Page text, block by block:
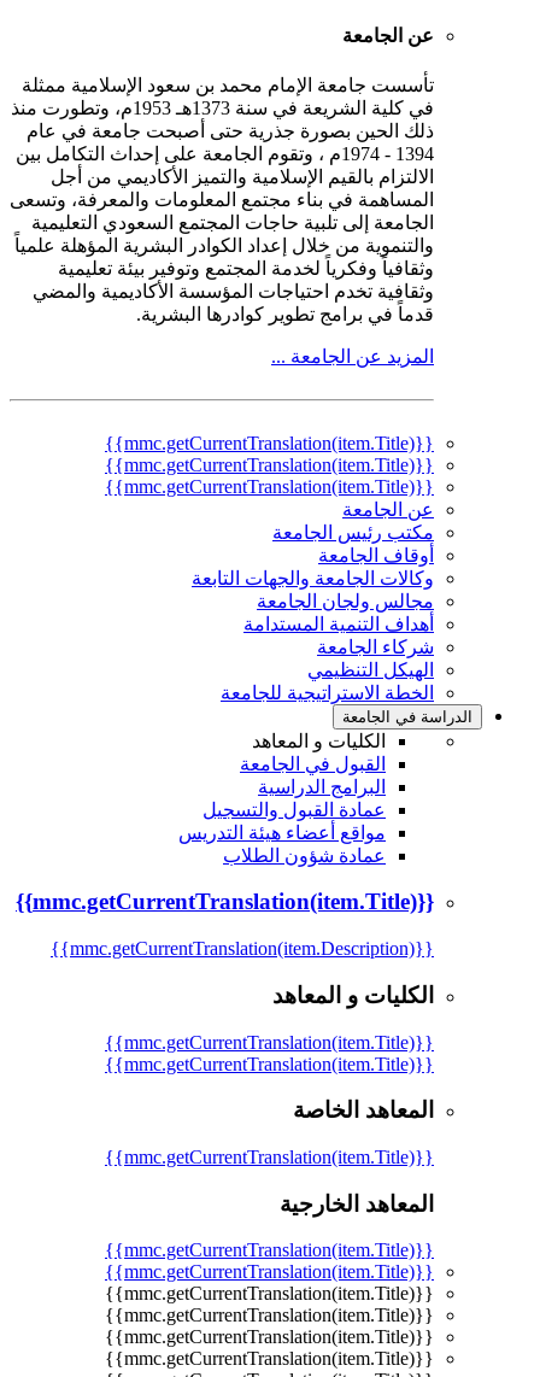
عن الجامعة
تأسست جامعة الإمام محمد بن سعود الإسلامية ممثلة
في كلية الشريعة في سنة 1373هـ 1953م، وتطورت منذ
ذلك الحين بصورة جذرية حتى أصبحت جامعة في عام
1394 - 1974م ، وتقوم الجامعة على إحداث التكامل بين
الالتزام بالقيم الإسلامية والتميز الأكاديمي من أجل
المساهمة في بناء مجتمع المعلومات والمعرفة، وتسعى
الجامعة إلى تلبية حاجات المجتمع السعودي التعليمية
والتنموية من خلال إعداد الكوادر البشرية المؤهلة علمياً
وثقافياً وفكرياً لخدمة المجتمع وتوفير بيئة تعليمية
وثقافية تخدم احتياجات المؤسسة الأكاديمية والمضي
قدماً في برامج تطوير كوادرها البشرية.
المزيد عن الجامعة ...
{{mmc.getCurrentTranslation(item.Title)}}
{{mmc.getCurrentTranslation(item.Title)}}
{{mmc.getCurrentTranslation(item.Title)}}
عن الجامعة
مكتب رئيس الجامعة
أوقاف الجامعة
وكالات الجامعة والجهات التابعة
مجالس ولجان الجامعة
أهداف التنمية المستدامة
شركاء الجامعة
الهيكل التنظيمي
الخطة الاستراتيجية للجامعة
الدراسة في الجامعة
الكليات و المعاهد
القبول في الجامعة
البرامج الدراسية
عمادة القبول والتسجيل
مواقع أعضاء هيئة التدريس
عمادة شؤون الطلاب
{{mmc.getCurrentTranslation(item.Title)}}
{{mmc.getCurrentTranslation(item.Description)}}
الكليات و المعاهد
{{mmc.getCurrentTranslation(item.Title)}}
{{mmc.getCurrentTranslation(item.Title)}}
المعاهد الخاصة
{{mmc.getCurrentTranslation(item.Title)}}
المعاهد الخارجية
{{mmc.getCurrentTranslation(item.Title)}}
{{mmc.getCurrentTranslation(item.Title)}}
{{mmc.getCurrentTranslation(item.Title)}}
{{mmc.getCurrentTranslation(item.Title)}}
{{mmc.getCurrentTranslation(item.Title)}}
{{mmc.getCurrentTranslation(item.Title)}}